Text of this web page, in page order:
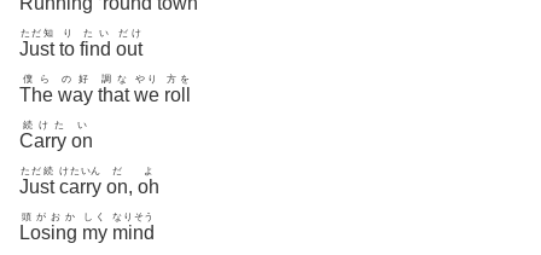
Just
ただ知
to
り
find
たい
out
だけ
The
僕ら
way
の好
that
調な
we
やり
roll
方を
Carry
続けた
on
い
Just
ただ続
carry
けたいん
on
だ
, oh
よ
Losing
頭がおか
my
しく
mind
なりそう